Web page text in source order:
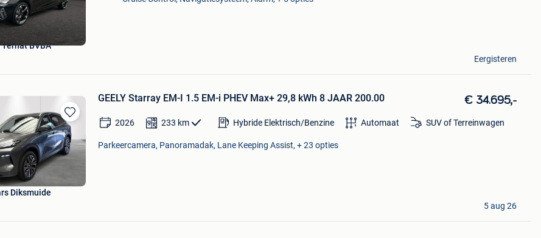
Favorieten
BVBA
Eergisteren
Bewaren
in
Mijn
Favorieten
GEELY Starray EM-I 1.5 EM-i PHEV Max+ 29,8 kWh 8 JAAR 200.00 € 34.695,-
2026 233 km Hybride Elektrisch/Benzine Automaat SUV of Terreinwagen
Parkeercamera, Panoramadak, Lane Keeping Assist, + 23 opties
Diksmuide
5 aug 26